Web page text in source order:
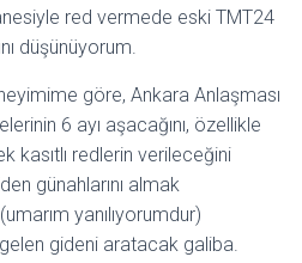
red vermede eski TMT24
düşünüyorum.
göre, Ankara Anlaşması
6 ayı aşacağını, özellikle
kasıtlı redlerin verileceğini
günahlarını almak
yanılıyorumdur)
gelen gideni aratacak galiba.